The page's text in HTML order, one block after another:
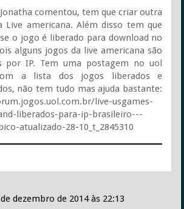
comentou, tem que criar outra
Live americana. Além disso tem que
o jogo é liberado para download no
alguns jogos da live americana são
por IP. Tem uma postagem no uol
a lista dos jogos liberados e
não tem tudo mas ajuda bastante:
live-usgames-
liberados-para-ip-brasileiro---
atualizado-28-10_t_2845310
dezembro de 2014 às 22:13